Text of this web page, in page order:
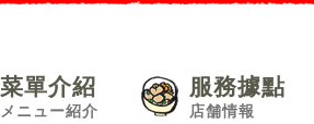
菜單介紹
メニュー紹介
服務據點
店舗情報